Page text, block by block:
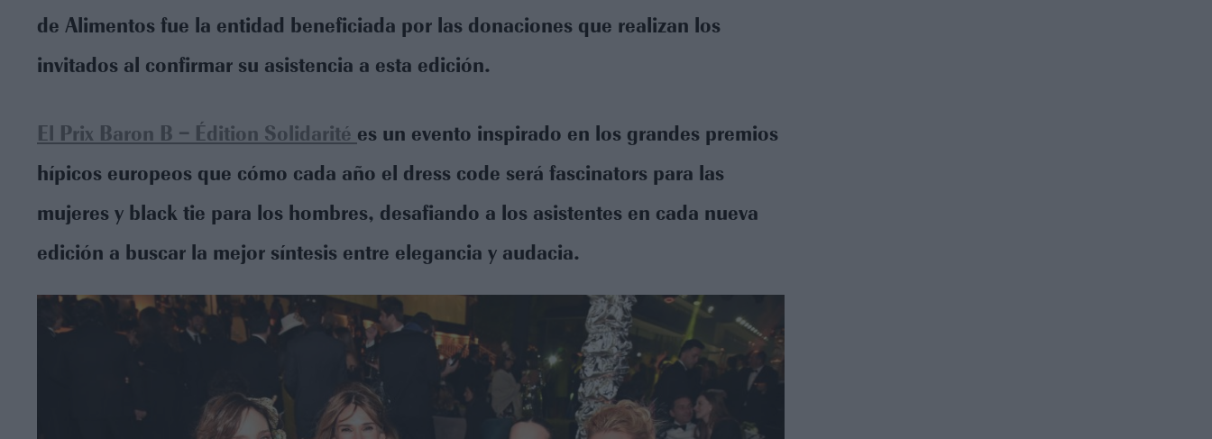
de Alimentos fue la entidad beneficiada por las donaciones que realizan los
invitados al confirmar su asistencia a esta edición.
El Prix Baron B – Édition Solidarité es un evento inspirado en los grandes premios
hípicos europeos que cómo cada año el dress code será fascinators para las
mujeres y black tie para los hombres, desafiando a los asistentes en cada nueva
edición a buscar la mejor síntesis entre elegancia y audacia.